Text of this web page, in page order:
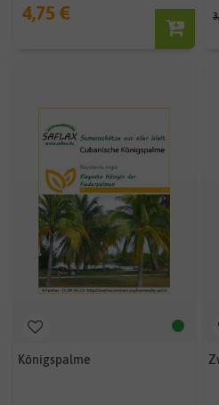
4,75 €
Königspalme